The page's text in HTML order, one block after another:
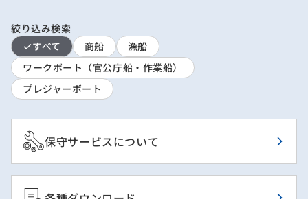
絞り込み検索
すべて
商船
漁船
ワークボート（官公庁船・作業船）
プレジャーボート
保守サービスについて